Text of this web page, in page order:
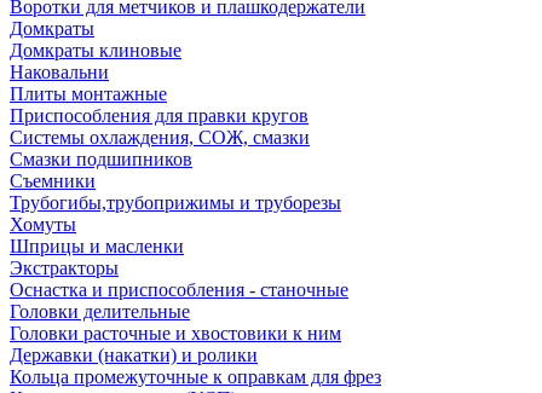
Воротки для метчиков и плашкодержатели
Домкраты
Домкраты клиновые
Наковальни
Плиты монтажные
Приспособления для правки кругов
Системы охлаждения, СОЖ, смазки
Смазки подшипников
Съемники
Трубогибы,трубоприжимы и труборезы
Хомуты
Шприцы и масленки
Экстракторы
Оснастка и приспособления - станочные
Головки делительные
Головки расточные и хвостовики к ним
Державки (накатки) и ролики
Кольца промежуточные к оправкам для фрез